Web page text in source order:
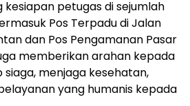
petugas di sejumlah
Pos Terpadu di Jalan
dan Pos Pengamanan Pasar
memberikan arahan kepada
menjaga kesehatan,
yang humanis kepada